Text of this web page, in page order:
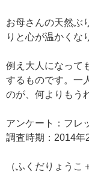
お母さんの天然ぶ
りと心が温かくな
例え大人になって
するものです。一
のが、何よりもう
アンケート：フレ
調査時期：2014年
（ふくだりょうこ